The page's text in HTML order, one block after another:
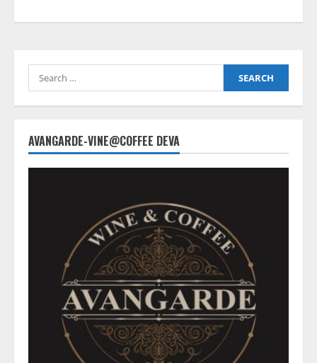
Search
for:
AVANGARDE-VINE@COFFEE DEVA